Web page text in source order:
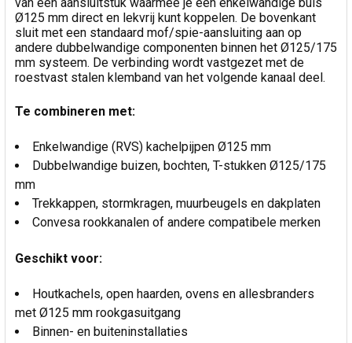
Ø125 mm direct en lekvrij kunt koppelen. De bovenkant
sluit met een standaard mof/spie-aansluiting aan op
andere dubbelwandige componenten binnen het Ø125/175
mm systeem. De verbinding wordt vastgezet met de
roestvast stalen klemband van het volgende kanaal deel.
Te combineren met:
Enkelwandige (RVS) kachelpijpen Ø125 mm
Dubbelwandige buizen, bochten, T-stukken Ø125/175
mm
Trekkappen, stormkragen, muurbeugels en dakplaten
Convesa rookkanalen of andere compatibele merken
Geschikt voor:
Houtkachels, open haarden, ovens en allesbranders
met Ø125 mm rookgasuitgang
Binnen- en buiteninstallaties